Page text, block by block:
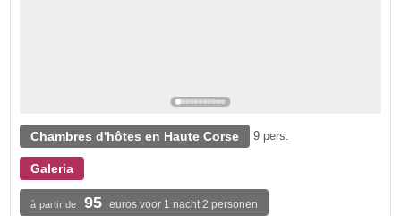
Chambres d'hôtes en Haute Corse 9 pers.
Galeria
à partir de 95 euros voor 1 nacht 2 personen